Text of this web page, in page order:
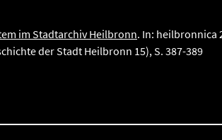
im Stadtarchiv Heilbronn. In: heilbronnica
der Stadt Heilbronn 15), S. 387-389